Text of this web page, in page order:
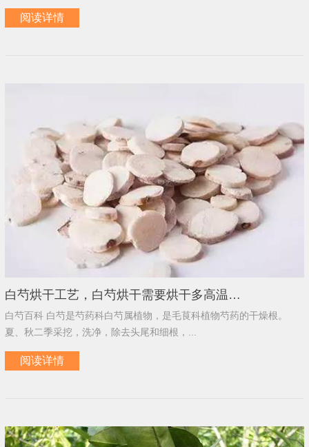
阅读详情
白芍烘干工艺，白芍烘干需要烘干多高温…
白芍百科 白芍是芍药科白芍属植物，是毛茛科植物芍药的干燥根。
夏、秋二季采挖，洗净，除去头尾和细根，...
阅读详情